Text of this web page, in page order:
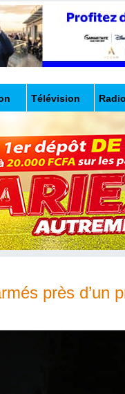
Télévision Radio
près d’un